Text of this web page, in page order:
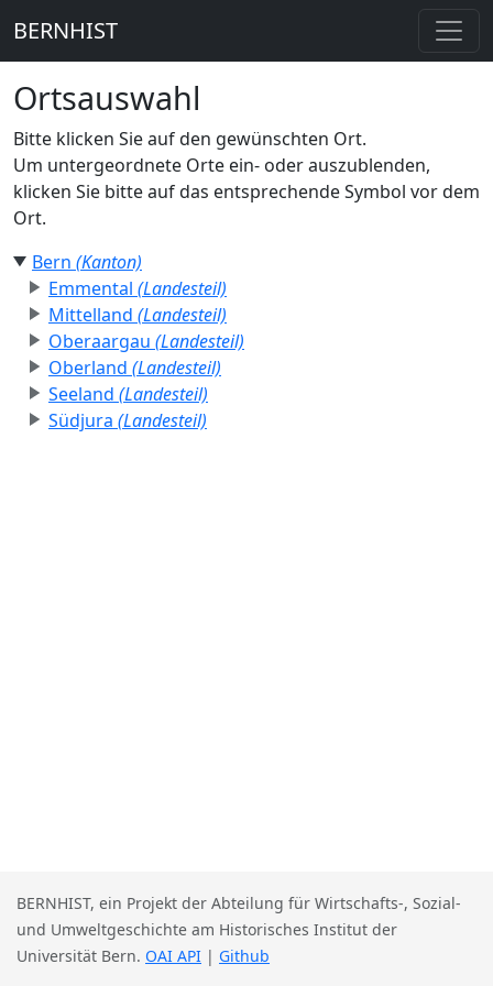
BERNHIST
Ortsauswahl
Bitte klicken Sie auf den gewünschten Ort.
Um untergeordnete Orte ein- oder auszublenden,
klicken Sie bitte auf das entsprechende Symbol vor dem
Ort.
Bern (Kanton)
Emmental (Landesteil)
Mittelland (Landesteil)
Oberaargau (Landesteil)
Oberland (Landesteil)
Seeland (Landesteil)
Südjura (Landesteil)
BERNHIST, ein Projekt der Abteilung für Wirtschafts-, Sozial-
und Umweltgeschichte am Historisches Institut der
Universität Bern. OAI API | Github